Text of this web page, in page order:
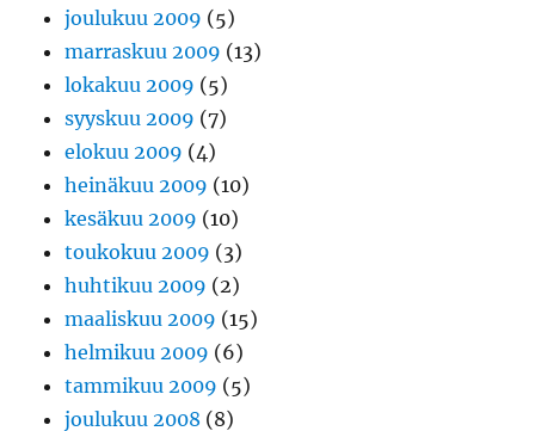
joulukuu 2009 (5)
marraskuu 2009 (13)
lokakuu 2009 (5)
syyskuu 2009 (7)
elokuu 2009 (4)
heinäkuu 2009 (10)
kesäkuu 2009 (10)
toukokuu 2009 (3)
huhtikuu 2009 (2)
maaliskuu 2009 (15)
helmikuu 2009 (6)
tammikuu 2009 (5)
joulukuu 2008 (8)